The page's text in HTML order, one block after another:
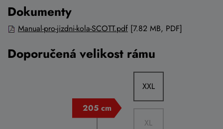
Dokumenty
Manual-pro-jizdni-kola-SCOTT.pdf [7.82 MB, PDF]
Doporučená velikost rámu
XXL
XL